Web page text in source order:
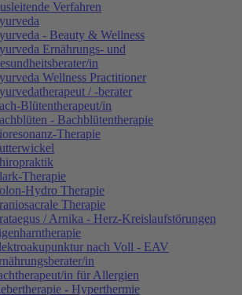
Verfahren
- Beauty & Wellness
Ernährungs- und
in
Wellness Practitioner
/ -berater
Blütentherapeut/in
- Bachblütentherapie
Therapie
Therapie
Hydro Therapie
Therapie
/ Arnika - Herz-Kreislaufstörungen
nach Voll - EAV
in
in für Allergien
- Hyperthermie